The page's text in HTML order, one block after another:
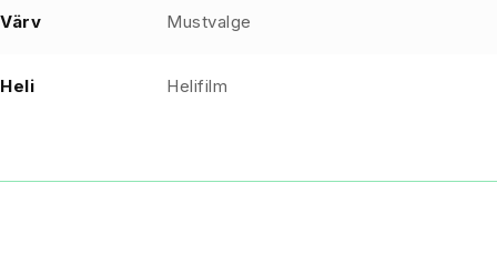
Värv Mustvalge
Heli Helifilm